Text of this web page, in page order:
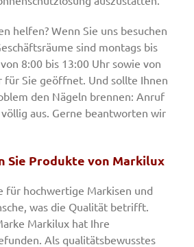
helfen? Wenn Sie uns besuchen
sind montags bis
8:00 bis 13:00 Uhr sowie von
für Sie geöffnet. Und sollte Ihnen
den Nägeln brennen: Anruf
aus. Gerne beantworten wir
Sie Produkte von Markilux
für hochwertige Markisen und
was die Qualität betrifft.
Markilux hat Ihre
Als qualitätsbewusstes